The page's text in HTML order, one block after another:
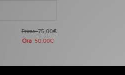
Prima75,00€
Ora 50,00€